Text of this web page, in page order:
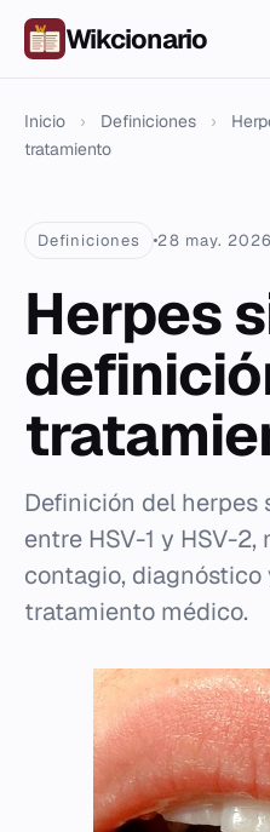
Wikcionario
Inicio › Definiciones ›
tratamiento
Definiciones 28 may. 2026
Herpes
Definición del herpes
entre HSV-1 y HSV-
contagio, diagnóstico
tratamiento médico.